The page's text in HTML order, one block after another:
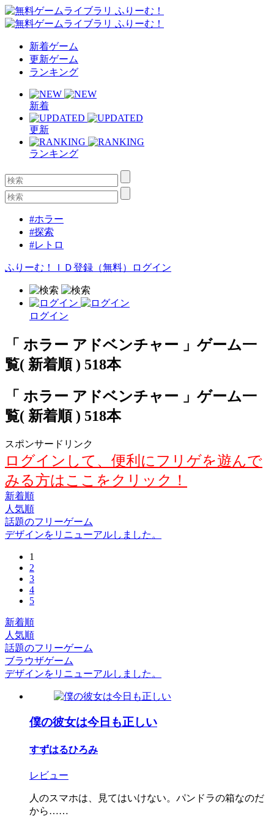
新着ゲーム
更新ゲーム
ランキング
新着
更新
ランキング
#ホラー
#探索
#レトロ
ふりーむ！ＩＤ登録（無料） ログイン
ログイン
「 ホラー アドベンチャー 」ゲーム一
覧( 新着順 ) 518本
「 ホラー アドベンチャー 」ゲーム一
覧( 新着順 ) 518本
スポンサードリンク
ログインして、便利にフリゲを遊んで
みる方はここをクリック！
新着順
人気順
話題のフリーゲーム
デザインをリニューアルしました。
1
2
3
4
5
新着順
人気順
話題のフリーゲーム
ブラウザゲーム
デザインをリニューアルしました。
僕の彼女は今日も正しい
すずはるひろみ
レビュー
人のスマホは、見てはいけない。パンドラの箱なのだ
から……